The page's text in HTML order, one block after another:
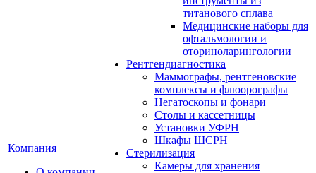
Компания
титанового сплава
Медицинские наборы для
офтальмологии и
оториноларингологии
Рентгендиагностика
Маммографы, рентгеновские
комплексы и флюорографы
Негатоскопы и фонари
Столы и кассетницы
Установки УФРН
Шкафы ШСРН
Стерилизация
Камеры для хранения